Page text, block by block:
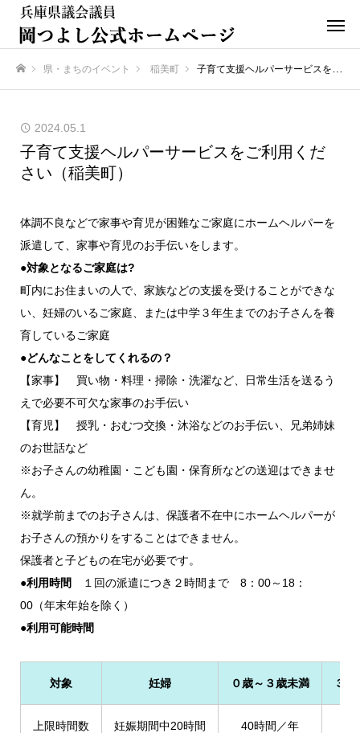
県・まちのイベント 稲美町 子育て支援ヘルパーサービスをご利用ください（稲美町）
2024.05.1
子育て支援ヘルパーサービスをご利用くだ
さい（稲美町）
体調不良などで家事や育児が困難なご家庭にホームヘルパーを
派遣して、家事や育児のお手伝いをします。
●対象となるご家庭は?
町内にお住まいの人で、家族などの支援を受けることができな
い、妊婦のいるご家庭、または中学３年生までのお子さんを養
育しているご家庭
●どんなことをしてくれるの？
【家事】 買い物・料理・掃除・洗濯など、日常生活を送るう
えで必要不可欠な家事のお手伝い
【育児】 授乳・おむつ交換・沐浴などのお手伝い、兄弟姉妹
のお世話など
※お子さんの幼稚園・こども園・保育所などの送迎はできませ
ん。
※就学前までのお子さんは、保護者不在中にホームヘルパーが
お子さんの預かりをすることはできません。
保護者と子どもの在宅が必要です。
●利用時間
１回の派遣につき２時間まで 8：00～18：
00（年末年始を除く）
●利用可能時間
対象 妊婦 ０歳～３歳未満 ３
上限時間数 妊娠期間中20時間 40時間／年